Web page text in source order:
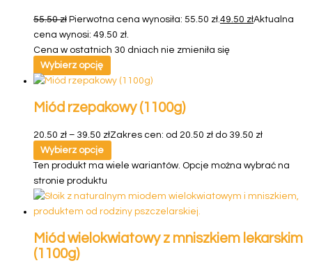
55.50zł Pierwotna cena wynosiła: 55.50 zł. 49.50 złAktualna
cena wynosi: 49.50 zł.
Cena w ostatnich 30 dniach nie zmieniła się
Wybierz opcję
Miód rzepakowy (1100g)
20.50 zł – 39.50 złZakres cen: od 20.50 zł do 39.50 zł
Wybierz opcje
Ten produkt ma wiele wariantów. Opcje można wybrać na
stronie produktu
Miód wielokwiatowy z mniszkiem lekarskim
(1100g)